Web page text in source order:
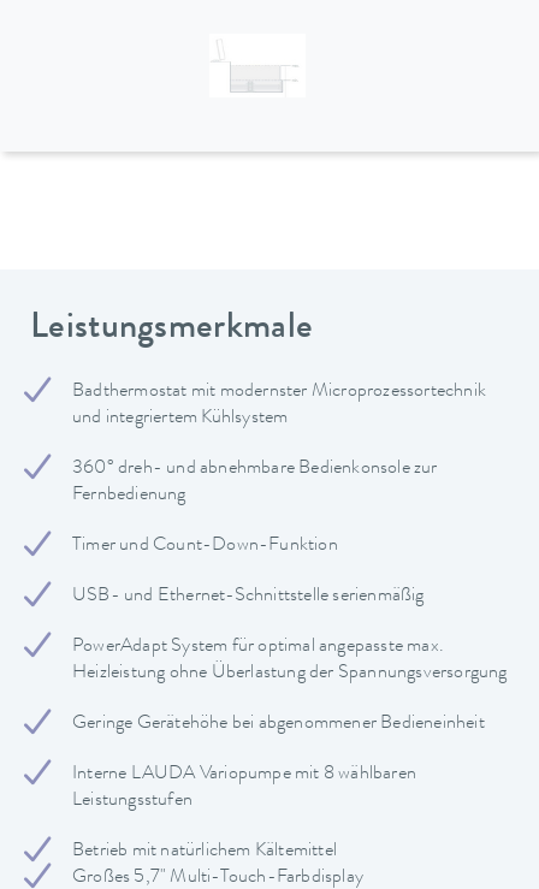
Leistungsmerkmale
Badthermostat mit modernster Microprozessortechnik
und integriertem Kühlsystem
360° dreh- und abnehmbare Bedienkonsole zur
Fernbedienung
Timer und Count-Down-Funktion
USB- und Ethernet-Schnittstelle serienmäßig
PowerAdapt System für optimal angepasste max.
Heizleistung ohne Überlastung der Spannungsversorgung
Geringe Gerätehöhe bei abgenommener Bedieneinheit
Interne LAUDA Variopumpe mit 8 wählbaren
Leistungsstufen
Betrieb mit natürlichem Kältemittel
Großes 5,7" Multi-Touch-Farbdisplay